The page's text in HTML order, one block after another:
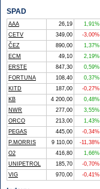
SPAD
AAA 26,19
1,91%
CETV
349,00
-3,00%
ČEZ
890,00
1,37%
ECM
49,10
2,19%
ERSTE
847,30
0,59%
FORTUNA
108,40
0,37%
KITD
187,00
-0,27%
KB
4 200,00
0,48%
NWR
277,00
3,55%
ORCO
213,00
1,43%
PEGAS
445,00
-0,34%
P.MORRIS
9 110,00
-11,38%
O2
416,80
1,66%
UNIPETROL
185,70
-0,70%
VIG
970,00 -0,41%